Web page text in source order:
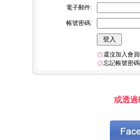
電子郵件:
帳號密碼:
還沒加入會
忘記帳號密
或透